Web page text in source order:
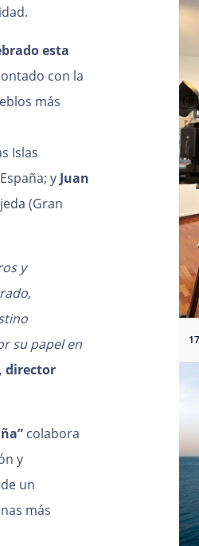
esta
con la
más
Islas
y Juan
(Gran
y
su papel en
director
colabora
y
un
más